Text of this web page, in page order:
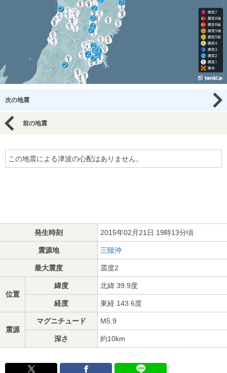
次の地震
前の地震
この地震による津波の心配はありません。
発生時刻 2015年02月21日 19時13分頃
震源地 三陸沖
最大震度 震度2
位置
緯度 北緯 39.9度
経度 東経 143.6度
震源
マグニチュード M5.9
深さ 約10km